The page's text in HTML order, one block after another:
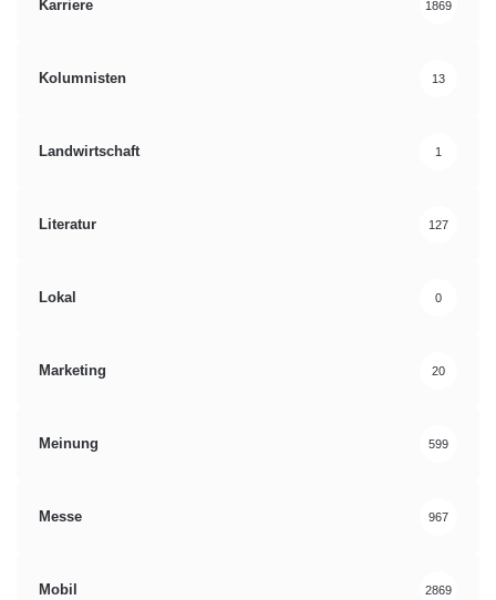
Karriere 1869
Kolumnisten 13
Landwirtschaft 1
Literatur 127
Lokal 0
Marketing 20
Meinung 599
Messe 967
Mobil 2869